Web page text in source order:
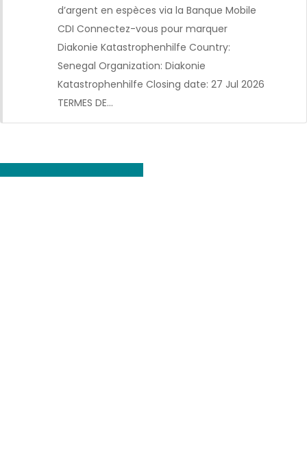
d’argent en espèces via la Banque Mobile
CDI Connectez-vous pour marquer
Diakonie Katastrophenhilfe Country:
Senegal Organization: Diakonie
Katastrophenhilfe Closing date: 27 Jul 2026
TERMES DE…